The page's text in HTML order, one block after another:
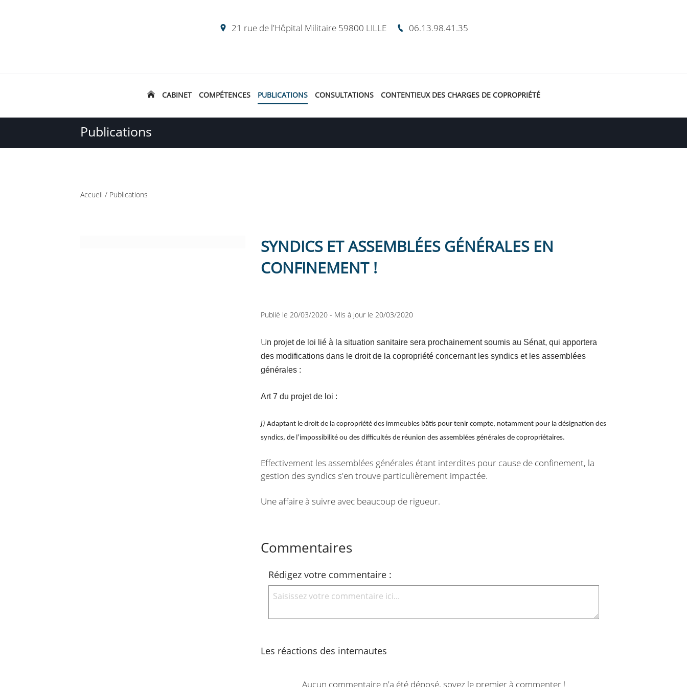
CABINET COMPÉTENCES PUBLICATIONS CONSULTATIONS CONTENTIEUX DES CHARGES DE COPROPRIÉTÉ
21 rue de l'Hôpital Militaire 59800 LILLE 06.13.98.41.35
Publications
Accueil / Publications
SYNDICS ET ASSEMBLÉES GÉNÉRALES EN
CONFINEMENT !
Publié le 20/03/2020- Mis à jour le 20/03/2020
Un projet de loi lié à la situation sanitaire sera prochainement soumis au Sénat, qui apportera
des modifications dans le droit de la copropriété concernant les syndics et les assemblées
générales :
Art 7 du projet de loi :
j) Adaptant le droit de la copropriété des immeubles bâtis pour tenir compte, notamment pour la désignation des
syndics, de l’impossibilité ou des difficultés de réunion des assemblées générales de copropriétaires.
Effectivement les assemblées générales étant interdites pour cause de confinement, la
gestion des syndics s'en trouve particulièrement impactée.
Une affaire à suivre avec beaucoup de rigueur.
Commentaires
Rédigez votre commentaire :
Les réactions des internautes
Aucun commentaire n'a été déposé, soyez le premier à commenter !